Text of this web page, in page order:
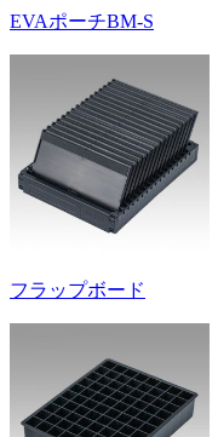
EVAポーチBM-S
フラップボード